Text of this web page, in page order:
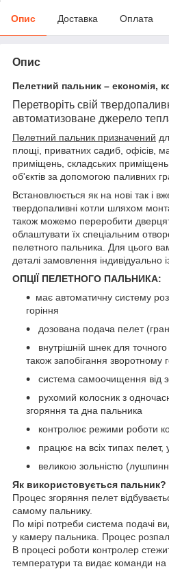
Опис Доставка Оплата
Опис
Пелетний пальник – економія,
Перетворіть свій
автоматизоване джерело
Пелетний пальник призначений
площі, приватних садиб, офісів,
приміщень, складських
об'єктів за допомогою паливних
Встановлюється як на нові так і
твердопаливні котли шляхом
також можемо переробити
облаштувати їх спеціальним
пелетного пальника. Для цього
деталі замовлення
ОПЦІЇ ПЕЛЕТНОГО ПАЛЬНИКА:
має автоматичну систему
горіння
дозована подача пелет
внутрішній шнек для
також запобігання зворотному
система самоочищення від
рухомий колосник з
згоряння та дна пальника
контролює режими роботи
працює на всіх типах пелет,
великою зольністю
Як використовується пальник?
Процес згоряння пелет
самому пальнику.
По мірі потреби система подачі
у камеру пальника. Процес
В процесі роботи контролер
температури та видає команди